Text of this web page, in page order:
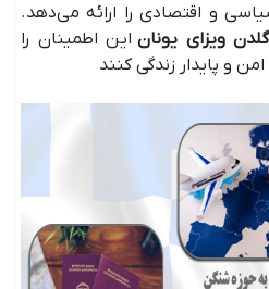
و اقتصادی را ارائه می‌دهد.
گلدن ویزای یونان این اطمینان را
و پایدار زندگی کنند